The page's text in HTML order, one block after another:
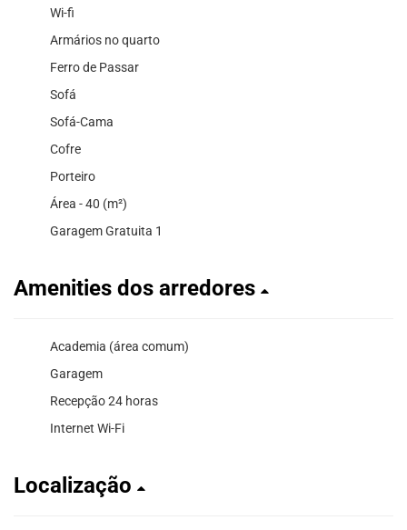
Wi-fi
Armários no quarto
Ferro de Passar
Sofá
Sofá-Cama
Cofre
Porteiro
Área - 40 (m²)
Garagem Gratuita 1
Amenities dos arredores
Academia (área comum)
Garagem
Recepção 24 horas
Internet Wi-Fi
Localização